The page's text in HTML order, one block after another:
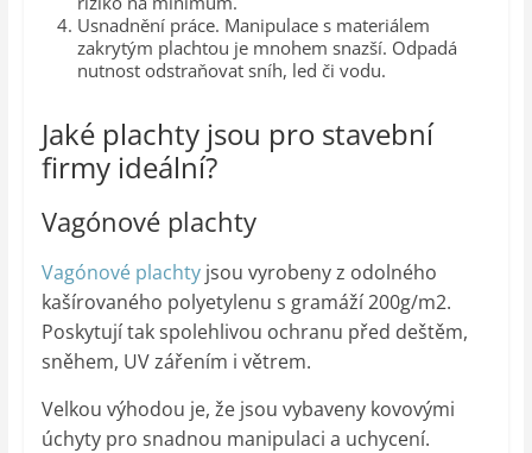
Usnadnění práce. Manipulace s materiálem
zakrytým plachtou je mnohem snazší. Odpadá
nutnost odstraňovat sníh, led či vodu.
Jaké plachty jsou pro stavební
firmy ideální?
Vagónové plachty
Vagónové plachtyjsou vyrobeny z odolného
kašírovaného polyetylenu s gramáží 200g/m2.
Poskytují tak spolehlivou ochranu před deštěm,
sněhem, UV zářením i větrem.
Velkou výhodou je, že jsou vybaveny kovovými
úchyty pro snadnou manipulaci a uchycení.